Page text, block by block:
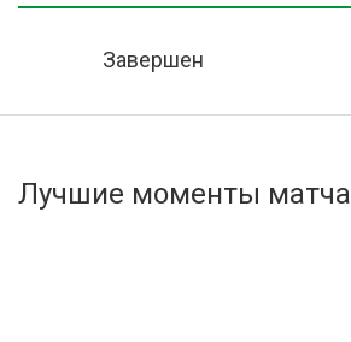
Активировать промокод
Завершен
Лучшие моменты матча